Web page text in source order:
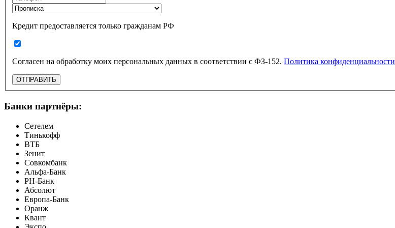
Кредит предоставляется только гражданам РФ
Согласен на обработку моих персональных данных в соответствии с ФЗ-152. Политика конфиденциальности
ОТПРАВИТЬ
Банки партнёры:
Сетелем
Тинькофф
ВТБ
Зенит
Совкомбанк
Альфа-Банк
РН-Банк
Абсолют
Европа-Банк
Оранж
Квант